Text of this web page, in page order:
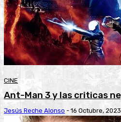
CINE
Ant-Man 3 y las criticas
Jesús Reche Alonso - 16 Octubre, 2023